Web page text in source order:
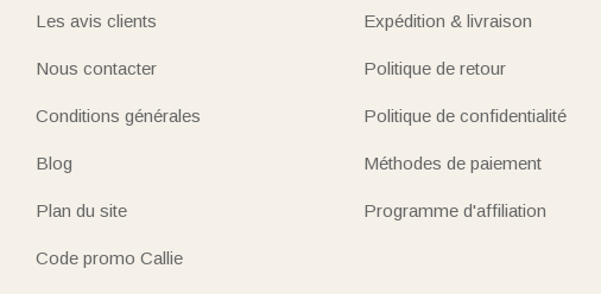
Les avis clients
Nous contacter
Conditions générales
Blog
Plan du site
Code promo Callie
Expédition & livraison
Politique de retour
Politique de confidentialité
Méthodes de paiement
Programme d'affiliation